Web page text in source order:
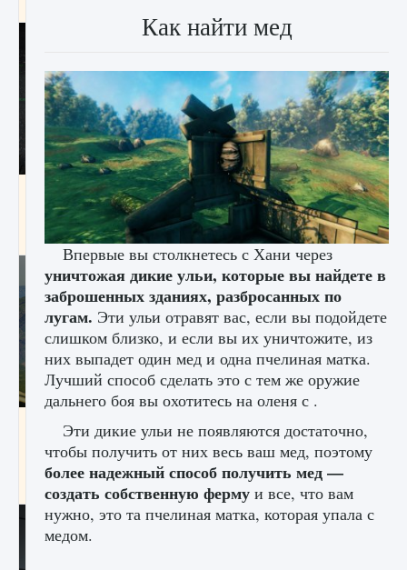
лицензии, лиги, команды и стадионы в EA
FC 25
9 августа 2024 2
Как исправить ошибку Palworld EPalworld
«Идет сохранение мира — Невозможно
начать сохранение данных мира»
9 августа 2024 2 711
Как найти мед
Впервые вы столкнетесь с Хани через
уничтожая дикие ульи, которые вы найдете в
заброшенных зданиях, разбросанных по
лугам. Эти ульи отравят вас, если вы подойдете
слишком близко, и если вы их уничтожите, из
них выпадет один мед и одна пчелиная матка.
Лучший способ сделать это с тем же оружие
дальнего боя вы охотитесь на оленя с .
Эти дикие ульи не появляются достаточно,
чтобы получить от них весь ваш мед, поэтому
более надежный способ получить мед —
создать собственную ферму и все, что вам
нужно, это та пчелиная матка, которая упала с
медом.